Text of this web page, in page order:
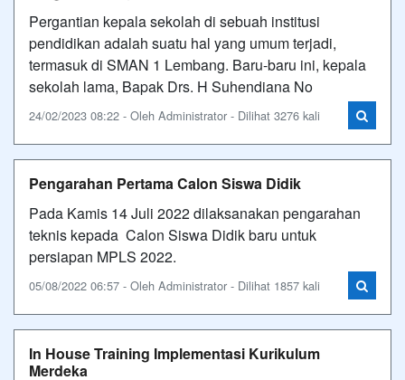
Pergantian kepala sekolah di sebuah institusi
pendidikan adalah suatu hal yang umum terjadi,
termasuk di SMAN 1 Lembang. Baru-baru ini, kepala
sekolah lama, Bapak Drs. H Suhendiana No
24/02/2023 08:22 - Oleh Administrator - Dilihat 3276 kali
Pengarahan Pertama Calon Siswa Didik
Pada Kamis 14 Juli 2022 dilaksanakan pengarahan
teknis kepada Calon Siswa Didik baru untuk
persiapan MPLS 2022.
05/08/2022 06:57 - Oleh Administrator - Dilihat 1857 kali
In House Training Implementasi Kurikulum
Merdeka